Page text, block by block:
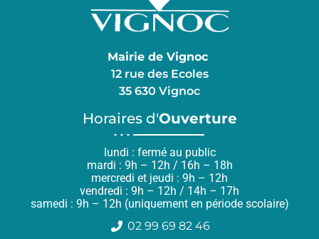
Mairie de Vignoc
12 rue des Ecoles
35 630 Vignoc
Horaires d'Ouverture
lundi : fermé au public
mardi : 9h – 12h / 16h – 18h
mercredi et jeudi : 9h – 12h
vendredi : 9h – 12h / 14h – 17h
samedi : 9h – 12h (uniquement en période scolaire)
02 99 69 82 46